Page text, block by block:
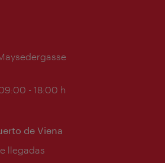
- 18:00 h
de Viena
llegadas